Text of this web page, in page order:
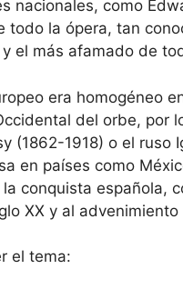
nacionales, como
la ópera, tan
el más afamado de
era homogéneo
del orbe, por
(1862-1918) o el
en países como
conquista española,
XX y al advenimiento
el tema: